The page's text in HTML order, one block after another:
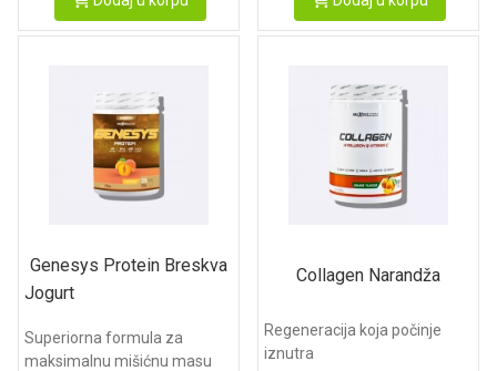
Genesys Protein Breskva
Jogurt
Superiorna formula za
maksimalnu mišićnu masu
Collagen Narandža
Regeneracija koja počinje
iznutra